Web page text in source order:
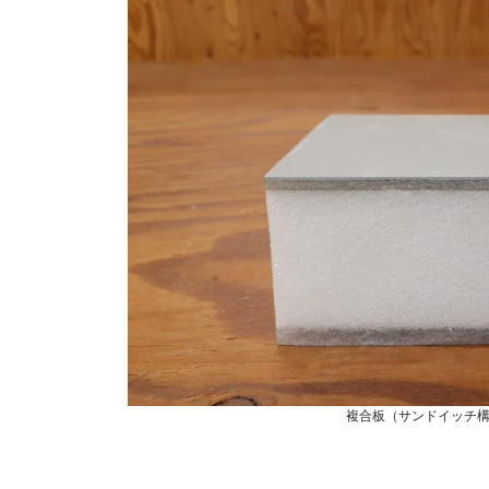
複合板（サンドイッチ